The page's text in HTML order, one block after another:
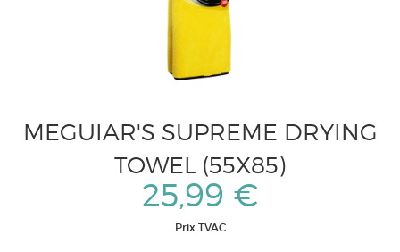
MEGUIAR'S SUPREME DRYING
TOWEL (55X85)
25,99 €
Prix TVAC